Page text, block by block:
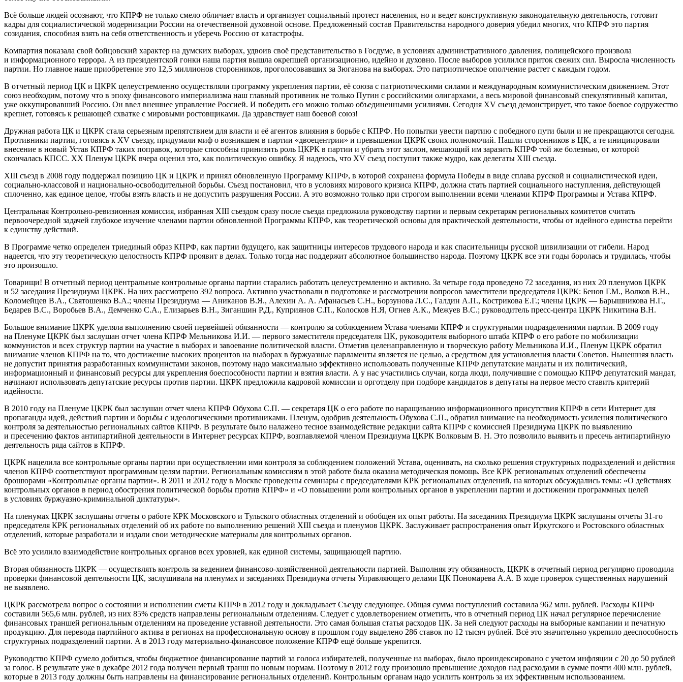
Всё больше людей осознают, что КПРФ не только смело обличает власть и организует социальный протест населения, но и ведет конструктивную законодательную деятельность, готовит
кадры для социалистической модернизации России на отечественной духовной основе. Предложенный состав Правительства народного доверия убедил многих, что КПРФ это партия
созидания, способная взять на себя ответственность и уберечь Россию от катастрофы.
Компартия показала свой бойцовский характер на думских выборах, удвоив своё представительство в Госдуме, в условиях административного давления, полицейского произвола
и информационного террора. А из президентской гонки наша партия вышла окрепшей организационно, идейно и духовно. После выборов усилился приток свежих сил. Выросла численность
партии. Но главное наше приобретение это 12,5 миллионов сторонников, проголосовавших за Зюганова на выборах. Это патриотическое ополчение растет с каждым годом.
В отчетный период ЦК и ЦКРК целеустремленно осуществляли программу укрепления партии, её союза с патриотическими силами и международным коммунистическим движением. Этот
союз необходим, потому что в эпоху финансового империализма наш главный противник не только Путин с российскими олигархами, а весь мировой финансовый спекулятивный капитал,
уже оккупировавший Россию. Он ввел внешнее управление Россией. И победить его можно только объединенными усилиями. Сегодня XV съезд демонстрирует, что такое боевое содружество
крепнет, готовясь к решающей схватке с мировыми ростовщиками. Да здравствует наш боевой союз!
Дружная работа ЦК и ЦКРК стала серьезным препятствием для власти и её агентов влияния в борьбе с КПРФ. Но попытки увести партию с победного пути были и не прекращаются сегодня.
Противники партии, готовясь к XV съезду, придумали миф о возникшем в партии «двоецентрии» и превышении ЦКРК своих полномочий. Нашли сторонников в ЦК, а те инициировали
внесение в новый Устав КПРФ таких поправок, которые способны принизить роль ЦКРК в партии и убрать этот заслон, мешающий им заразить КПРФ той же болезнью, от которой
скончалась КПСС. XX Пленум ЦКРК вчера оценил это, как политическую ошибку. Я надеюсь, что XV съезд поступит также мудро, как делегаты XIII съезда.
XIII съезд в 2008 году поддержал позицию ЦК и ЦКРК и принял обновленную Программу КПРФ, в которой сохранена формула Победы в виде сплава русской и социалистической идеи,
социально-классовой и национально-освободительной борьбы. Съезд постановил, что в условиях мирового кризиса КПРФ, должна стать партией социального наступления, действующей
сплоченно, как единое целое, чтобы взять власть и не допустить разрушения России. А это возможно только при строгом выполнении всеми членами КПРФ Программы и Устава КПРФ.
Центральная Контрольно-ревизионная комиссия, избранная XIII съездом сразу после съезда предложила руководству партии и первым секретарям региональных комитетов считать
первоочередной задачей глубокое изучение членами партии обновленной Программы КПРФ, как теоретической основы для практической деятельности, чтобы от идейного единства перейти
к единству действий.
В Программе четко определен триединый образ КПРФ, как партии будущего, как защитницы интересов трудового народа и как спасительницы русской цивилизации от гибели. Народ
надеется, что эту теоретическую целостность КПРФ проявит в делах. Только тогда нас поддержит абсолютное большинство народа. Поэтому ЦКРК все эти годы боролась и трудилась, чтобы
это произошло.
Товарищи! В отчетный период центральные контрольные органы партии старались работать целеустремленно и активно. За четыре года проведено 72 заседания, из них 20 пленумов ЦКРК
и 52 заседания Президиума ЦКРК. На них рассмотрено 392 вопроса. Активно участвовали в подготовке и рассмотрении вопросов заместители председателя ЦКРК: Бенов Г.М., Волков В.Н.,
Коломейцев В.А., Святошенко В.А.; члены Президиума — Аниканов В.Я., Алехин А. А. Афанасьев С.Н., Борзунова Л.С., Галдин А.П., Кострикова Е.Г.; члены ЦКРК — Барышникова Н.Г.,
Бедарев В.С., Воробьев В.А., Демченко С.А., Елизарьев В.Н., Зиганшин Р.Д., Куприянов С.П., Колосков Н.Я, Огнев А.К., Межуев В.С.; руководитель пресс-центра ЦКРК Никитина В.Н.
Большое внимание ЦКРК уделяла выполнению своей первейшей обязанности — контролю за соблюдением Устава членами КПРФ и структурными подразделениями партии. В 2009 году
на Пленуме ЦКРК был заслушан отчет члена КПРФ Мельникова И.И. — первого заместителя председателя ЦК, руководителя выборного штаба КПРФ о его работе по мобилизации
коммунистов и всех структур партии на участие в выборах и завоевание политической власти. Отметив целенаправленную и творческую работу Мельникова И.И., Пленум ЦКРК обратил
внимание членов КПРФ на то, что достижение высоких процентов на выборах в буржуазные парламенты является не целью, а средством для установления власти Советов. Нынешняя власть
не допустит принятия разработанных коммунистами законов, поэтому надо максимально эффективно использовать полученные КПРФ депутатские мандаты и их политический,
информационный и финансовый ресурсы для укрепления боеспособности партии и взятия власти. А у нас участились случаи, когда люди, получившие с помощью КПРФ депутатский мандат,
начинают использовать депутатские ресурсы против партии. ЦКРК предложила кадровой комиссии и орготделу при подборе кандидатов в депутаты на первое место ставить критерий
идейности.
В 2010 году на Пленуме ЦКРК был заслушан отчет члена КПРФ Обухова С.П. — секретаря ЦК о его работе по наращиванию информационного присутствия КПРФ в сети Интернет для
пропаганды идей, действий партии и борьбы с идеологическими противниками. Пленум, одобрив деятельность Обухова С.П., обратил внимание на необходимость усиления политического
контроля за деятельностью региональных сайтов КПРФ. В результате было налажено тесное взаимодействие редакции сайта КПРФ с комиссией Президиума ЦКРК по выявлению
и пресечению фактов антипартийной деятельности в Интернет ресурсах КПРФ, возглавляемой членом Президиума ЦКРК Волковым В. Н. Это позволило выявить и пресечь антипартийную
деятельность ряда сайтов в КПРФ.
ЦКРК нацелила все контрольные органы партии при осуществлении ими контроля за соблюдением положений Устава, оценивать, на сколько решения структурных подразделений и действия
членов КПРФ соответствуют программным целям партии. Региональным комиссиям в этой работе была оказана методическая помощь. Все КРК региональных отделений обеспечены
брошюрами «Контрольные органы партии». В 2011 и 2012 году в Москве проведены семинары с председателями КРК региональных отделений, на которых обсуждались темы: «О действиях
контрольных органов в период обострения политической борьбы против КПРФ» и «О повышении роли контрольных органов в укреплении партии и достижении программных целей
в условиях буржуазно-криминальной диктатуры».
На пленумах ЦКРК заслушаны отчеты о работе КРК Московского и Тульского областных отделений и обобщен их опыт работы. На заседаниях Президиума ЦКРК заслушаны отчеты 31-го
председателя КРК региональных отделений об их работе по выполнению решений XIII съезда и пленумов ЦКРК. Заслуживает распространения опыт Иркутского и Ростовского областных
отделений, которые разработали и издали свои методические материалы для контрольных органов.
Всё это усилило взаимодействие контрольных органов всех уровней, как единой системы, защищающей партию.
Вторая обязанность ЦКРК — осуществлять контроль за ведением финансово-хозяйственной деятельности партией. Выполняя эту обязанность, ЦКРК в отчетный период регулярно проводила
проверки финансовой деятельности ЦК, заслушивала на пленумах и заседаниях Президиума отчеты Управляющего делами ЦК Пономарева А.А. В ходе проверок существенных нарушений
не выявлено.
ЦКРК рассмотрела вопрос о состоянии и исполнении сметы КПРФ в 2012 году и докладывает Съезду следующее. Общая сумма поступлений составила 962 млн. рублей. Расходы КПРФ
составили 565,6 млн. рублей, из них 85% средств направлены региональным отделениям. Следует с удовлетворением отметить, что в отчетный период ЦК начал регулярное перечисление
финансовых траншей региональным отделениям на проведение уставной деятельности. Это самая большая статья расходов ЦК. За ней следуют расходы на выборные кампании и печатную
продукцию. Для перевода партийного актива в регионах на профессиональную основу в прошлом году выделено 286 ставок по 12 тысяч рублей. Всё это значительно укрепило дееспособность
структурных подразделений партии. А в 2013 году материально-финансовое положение КПРФ ещё больше укрепится.
Руководство КПРФ сумело добиться, чтобы бюджетное финансирование партий за голоса избирателей, полученные на выборах, было проиндексировано с учетом инфляции с 20 до 50 рублей
за голос. В результате уже в декабре 2012 года получен первый транш по новым нормам. Поэтому в 2012 году произошло превышение доходов над расходами в сумме почти 400 млн. рублей,
которые в 2013 году должны быть направлены на финансирование региональных отделений. Контрольным органам надо усилить контроль за их эффективным использованием.